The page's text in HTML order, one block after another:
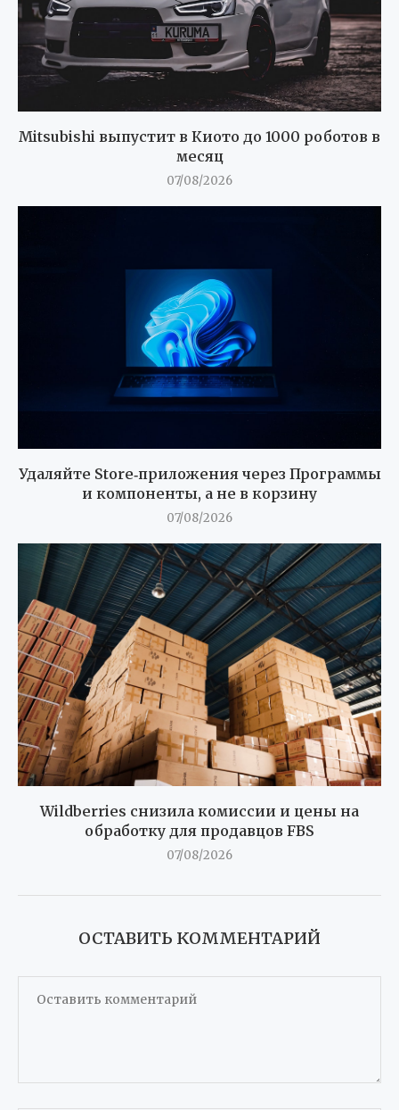
Mitsubishi выпустит в Киото до 1000 роботов в
месяц
07/08/2026
Удаляйте Store‑приложения через Программы
и компоненты, а не в корзину
07/08/2026
Wildberries снизила комиссии и цены на
обработку для продавцов FBS
07/08/2026
ОСТАВИТЬ КОММЕНТАРИЙ